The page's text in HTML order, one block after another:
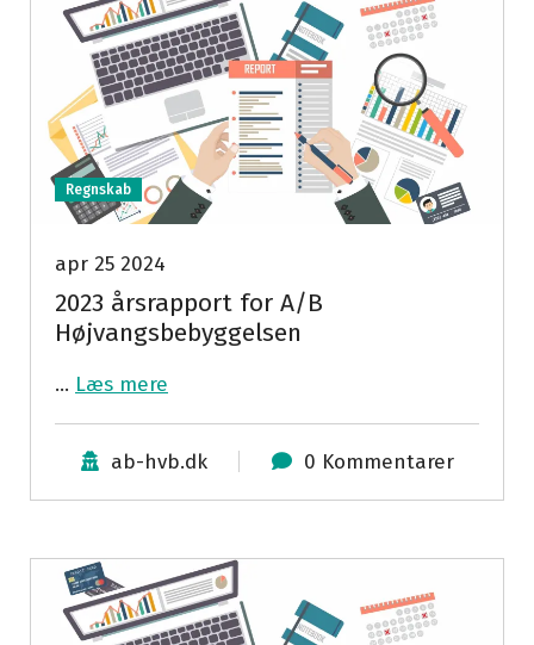
Regnskab
apr 25 2024
2023 årsrapport for A/B
Højvangsbebyggelsen
… Læs mere
ab-hvb.dk 0 Kommentarer